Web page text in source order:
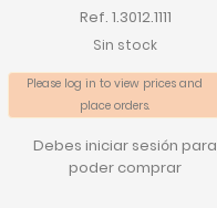
Ref. 1.3012.1111
Sin stock
Please log in to view prices and
place orders.
Debes iniciar sesión para
poder comprar